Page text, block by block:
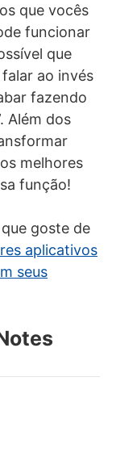
que vocês
funcionar
que
ao invés
fazendo
Além dos
melhores
função!
goste de
aplicativos
seus